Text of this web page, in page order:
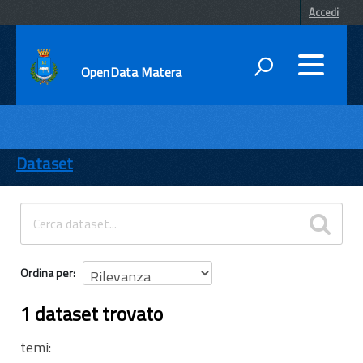
Accedi
OpenData Matera
ENTI
TEMI
INFORMAZIONI
Dataset
Ordina per
1 dataset trovato
temi: